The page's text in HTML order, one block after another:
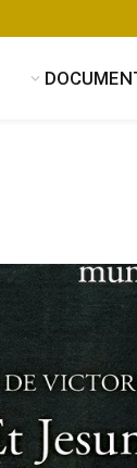
Tomás Luis
alguien buscara
útil que la música,
en los
de los